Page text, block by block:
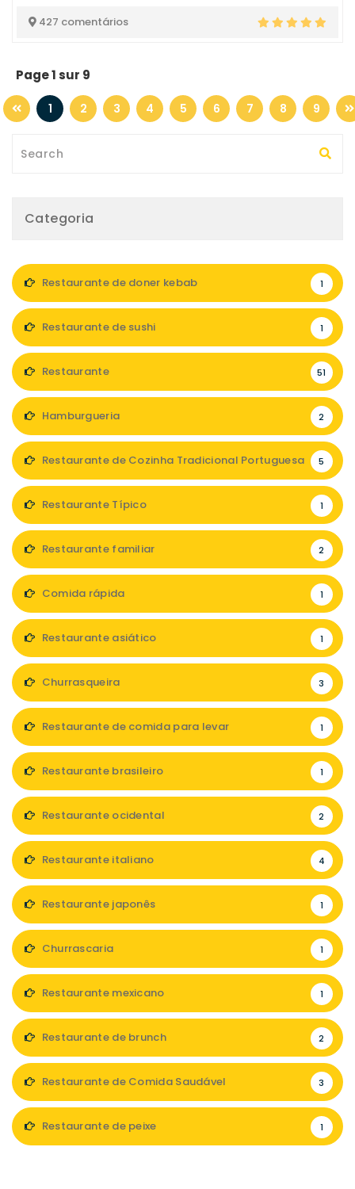
427 comentários
Page 1 sur 9
1 2 3 4 5 6 7 8 9
Categoria
Restaurante de doner kebab 1
Restaurante de sushi 1
Restaurante 51
Hamburgueria 2
Restaurante de Cozinha Tradicional Portuguesa 5
Restaurante Típico 1
Restaurante familiar 2
Comida rápida 1
Restaurante asiático 1
Churrasqueira 3
Restaurante de comida para levar 1
Restaurante brasileiro 1
Restaurante ocidental 2
Restaurante italiano 4
Restaurante japonês 1
Churrascaria 1
Restaurante mexicano 1
Restaurante de brunch 2
Restaurante de Comida Saudável 3
Restaurante de peixe 1